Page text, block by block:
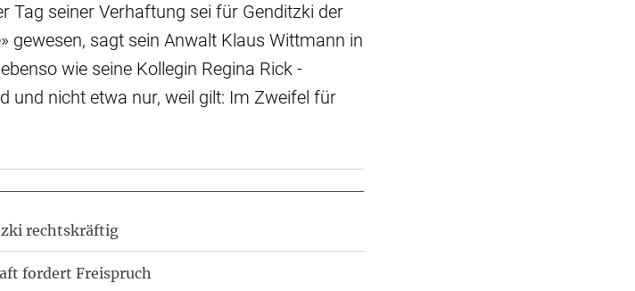
Tag seiner Verhaftung sei für Genditzki der
gewesen, sagt sein Anwalt Klaus Wittmann in
wie seine Kollegin Regina Rick -
und nicht etwa nur, weil gilt: Im Zweifel für
rechtskräftig
fordert Freispruch